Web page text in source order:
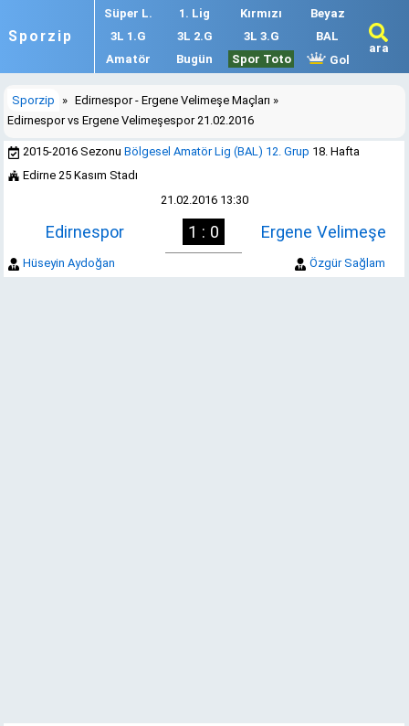
Sporzip
Süper L. 1. Lig Kırmızı
Beyaz
3L 1.G
3L 2.G 3L 3.G
BAL
Amatör
Bugün Spor Toto Gol
ara
Sporzip » Edirnespor - Ergene Velimeşe Maçları »
Edirnespor vs Ergene Velimeşespor 21.02.2016
2015-2016 SezonuBölgesel Amatör Lig (BAL) 12. Grup 18. Hafta
Edirne 25 Kasım Stadı
21.02.2016 13:30
Edirnespor 1 : 0 Ergene Velimeşe
Hüseyin Aydoğan Özgür Sağlam